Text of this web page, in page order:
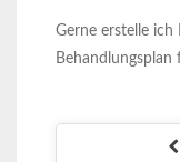
Gerne erstelle ich
Behandlungsplan